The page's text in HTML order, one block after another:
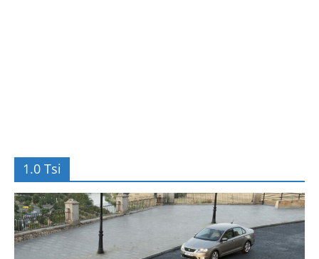
1.0 Tsi